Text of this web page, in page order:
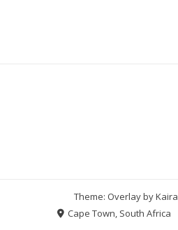
Theme: Overlay byKaira
Cape Town, South Africa